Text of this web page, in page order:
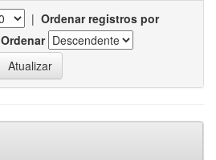
| Ordenar registros por
Ordenar